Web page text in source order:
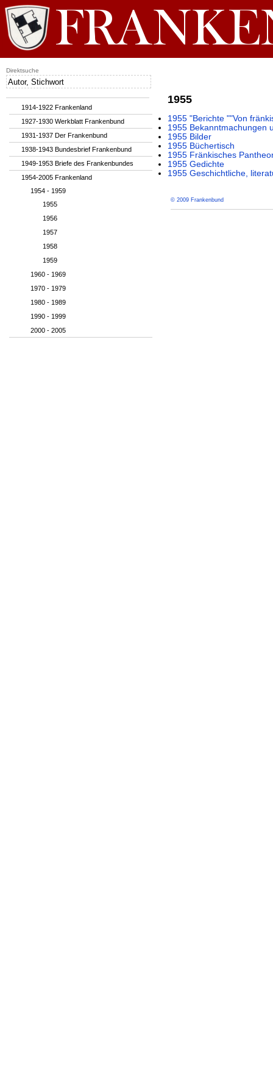
1955
1955 "Berichte ""Von
1955 Bekanntmachungen
1955 Bilder
1955 Büchertisch
1955 Fränkisches
1955 Gedichte
1955 Geschichtliche,
© 2009 Frankenbund
1914-1922 Frankenland
1927-1930 Werkblatt Frankenbund
1931-1937 Der Frankenbund
1938-1943 Bundesbrief Frankenbund
1949-1953 Briefe des Frankenbundes
1954-2005 Frankenland
1954 - 1959
1955
1956
1957
1958
1959
1960 - 1969
1970 - 1979
1980 - 1989
1990 - 1999
2000 - 2005
Direktsuche